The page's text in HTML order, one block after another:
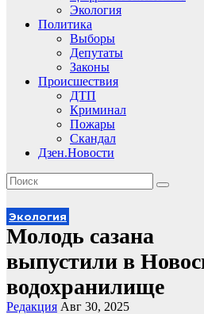
Экология
Политика
Выборы
Депутаты
Законы
Происшествия
ДТП
Криминал
Пожары
Скандал
Дзен.Новости
Экология
Молодь сазана
выпустили в
водохранилище
Редакция Авг 30, 2025